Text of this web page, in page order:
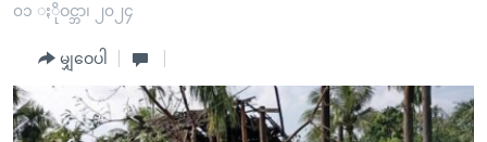
ပင်မ
ကျော်
ကြည့်
အစ္စရေး-ပါလက်စတိုင်း
အင်္ဂလိပ်စာလေ့လာမယ်
အမေရိကန်သုံးအီဒီယံ
အပတ်စဉ်ကဏ္ဍများ
၀၁ ႏိုဝင္ဘာ၊ ၂၀၂၄
မျှဝေပါ